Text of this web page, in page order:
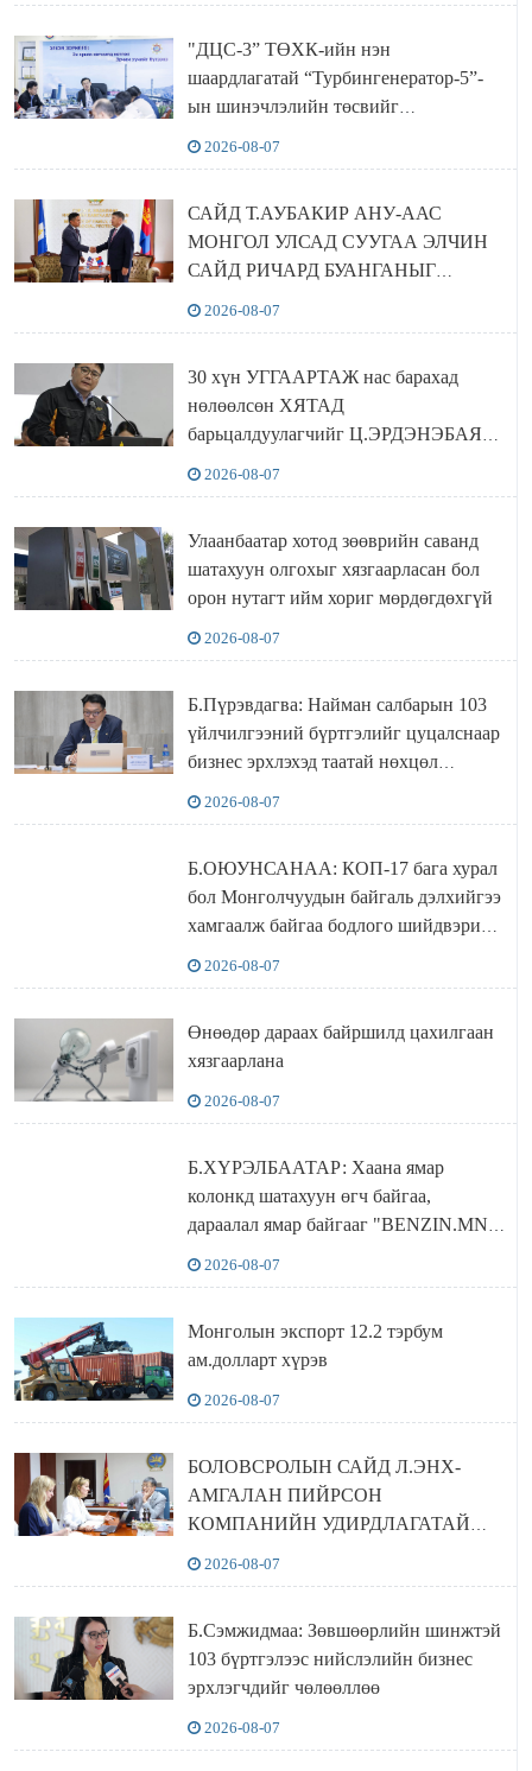
"ДЦС-3” ТӨХК-ийн нэн
шаардлагатай “Турбингенератор-5”-
ын шинэчлэлийн төсвийг
2026-08-07
САЙД Т.АУБАКИР АНУ-ААС
МОНГОЛ УЛСАД СУУГАА ЭЛЧИН
САЙД РИЧАРД БУАНГАНЫГ
2026-08-07
30 хүн УГГААРТАЖ нас барахад
нөлөөлсөн ХЯТАД
барьцалдуулагчийг Ц.ЭРДЭНЭБАЯР
2026-08-07
Улаанбаатар хотод зөөврийн саванд
шатахуун олгохыг хязгаарласан бол
орон нутагт ийм хориг мөрдөгдөхгүй
2026-08-07
Б.Пүрэвдагва: Найман салбарын 103
үйлчилгээний бүртгэлийг цуцалснаар
бизнес эрхлэхэд таатай нөхцөл
2026-08-07
Б.ОЮУНСАНАА: КОП-17 бага хурал
бол Монголчуудын байгаль дэлхийгээ
хамгаалж байгаа бодлого шийдвэрийг
2026-08-07
Өнөөдөр дараах байршилд цахилгаан
хязгаарлана
2026-08-07
Б.ХҮРЭЛБААТАР: Хаана ямар
колонкд шатахуун өгч байгаа,
дараалал ямар байгааг "BENZIN.MN”
2026-08-07
Монголын экспорт 12.2 тэрбум
ам.долларт хүрэв
2026-08-07
БОЛОВСРОЛЫН САЙД Л.ЭНХ-
АМГАЛАН ПИЙРСОН
КОМПАНИЙН УДИРДЛАГАТАЙ
2026-08-07
Б.Сэмжидмаа: Зөвшөөрлийн шинжтэй
103 бүртгэлээс нийслэлийн бизнес
эрхлэгчдийг чөлөөллөө
2026-08-07